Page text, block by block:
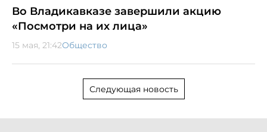
Во Владикавказе завершили акцию
«Посмотри на их лица»
15 мая, 21:42Общество
Следующая новость